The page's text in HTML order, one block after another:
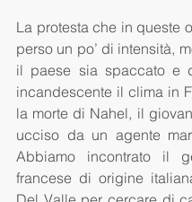
La protesta che in queste
perso un po’ di intensità,
il paese sia spaccato e
incandescente il clima in
la morte di Nahel, il
ucciso da un agente
Abbiamo incontrato il
francese di origine